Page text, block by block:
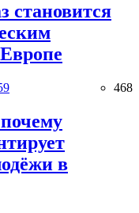
становится
468
в